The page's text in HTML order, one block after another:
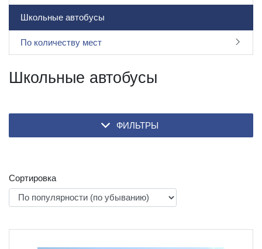
Школьные автобусы
По количеству мест
Школьные автобусы
ФИЛЬТРЫ
Сортировка